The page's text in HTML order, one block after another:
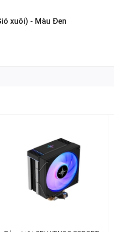
xuôi) - Màu Đen